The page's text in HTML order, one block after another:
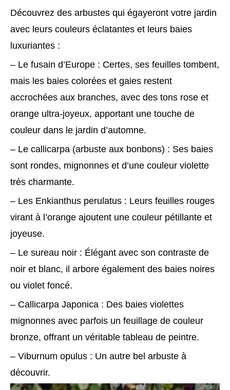
Découvrez des arbustes qui égayeront votre jardin
avec leurs couleurs éclatantes et leurs baies
luxuriantes :
– Le fusain d’Europe : Certes, ses feuilles tombent,
mais les baies colorées et gaies restent
accrochées aux branches, avec des tons rose et
orange ultra-joyeux, apportant une touche de
couleur dans le jardin d’automne.
– Le callicarpa (arbuste aux bonbons) : Ses baies
sont rondes, mignonnes et d’une couleur violette
très charmante.
– Les Enkianthus perulatus : Leurs feuilles rouges
virant à l’orange ajoutent une couleur pétillante et
joyeuse.
– Le sureau noir : Élégant avec son contraste de
noir et blanc, il arbore également des baies noires
ou violet foncé.
– Callicarpa Japonica : Des baies violettes
mignonnes avec parfois un feuillage de couleur
bronze, offrant un véritable tableau de peintre.
– Viburnum opulus : Un autre bel arbuste à
découvrir.